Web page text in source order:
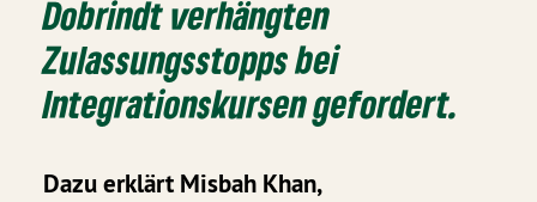
Dobrindt verhängten
Zulassungsstopps bei
Integrationskursen gefordert.
Dazu erklärt Misbah Khan,